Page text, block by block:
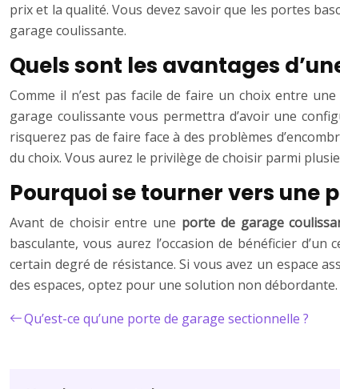
prix et la qualité. Vous devez savoir que les portes
garage coulissante.
Quels sont les avantages
Comme il n’est pas facile de faire un choix entre une
garage coulissante vous permettra d’avoir une
risquerez pas de faire face à des problèmes
du choix. Vous aurez le privilège de choisir parmi
Pourquoi se tourner vers une
Avant de choisir entre une porte de garage
basculante, vous aurez l’occasion de bénéficier
certain degré de résistance. Si vous avez un espace
des espaces, optez pour une solution non
Qu’est-ce qu’une porte de garage sectionnelle ?